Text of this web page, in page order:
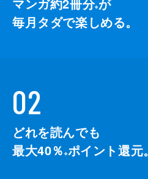
※
毎月タダで楽しめる。
02
どれを読んでも
最大40％ ※ポイント還元。